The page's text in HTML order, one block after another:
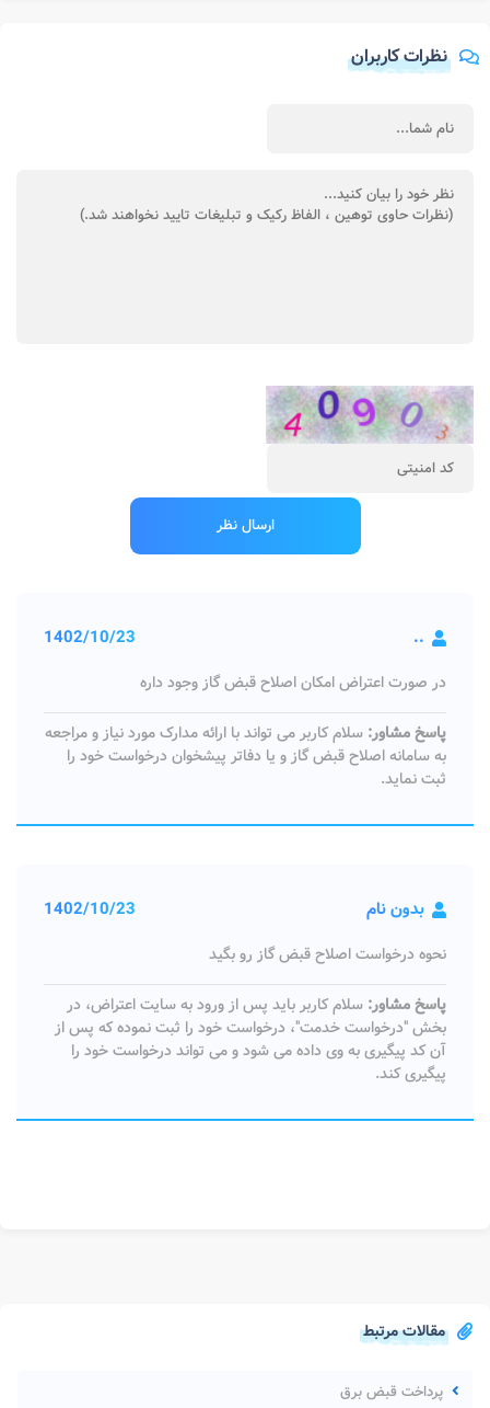
مقالات مرتبط
پرداخت قبض برق
نظرات کاربران
..
1402/10/23
در صورت اعتراض امکان اصلاح قبض گاز وجود داره
پاسخ مشاور: سلام کاربر می تواند با ارائه مدارک مورد نیاز و مراجعه
به سامانه اصلاح قبض گاز و یا دفاتر پیشخوان درخواست خود را
ثبت نماید.
بدون نام 1402/10/23
نحوه درخواست اصلاح قبض گاز رو بگید
پاسخ مشاور: سلام کاربر باید پس از ورود به سایت اعتراض، در
بخش "درخواست خدمت"، درخواست خود را ثبت نموده که پس از
آن کد پیگیری به وی داده می شود و می تواند درخواست خود را
پیگیری کند.